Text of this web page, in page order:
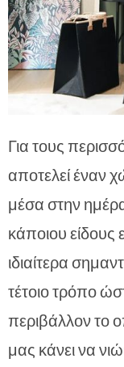
Για τους
αποτελεί έναν
μέσα στην
κάποιου είδους
ιδιαίτερα
τέτοιο τρόπο
περιβάλλον το
μας κάνει να